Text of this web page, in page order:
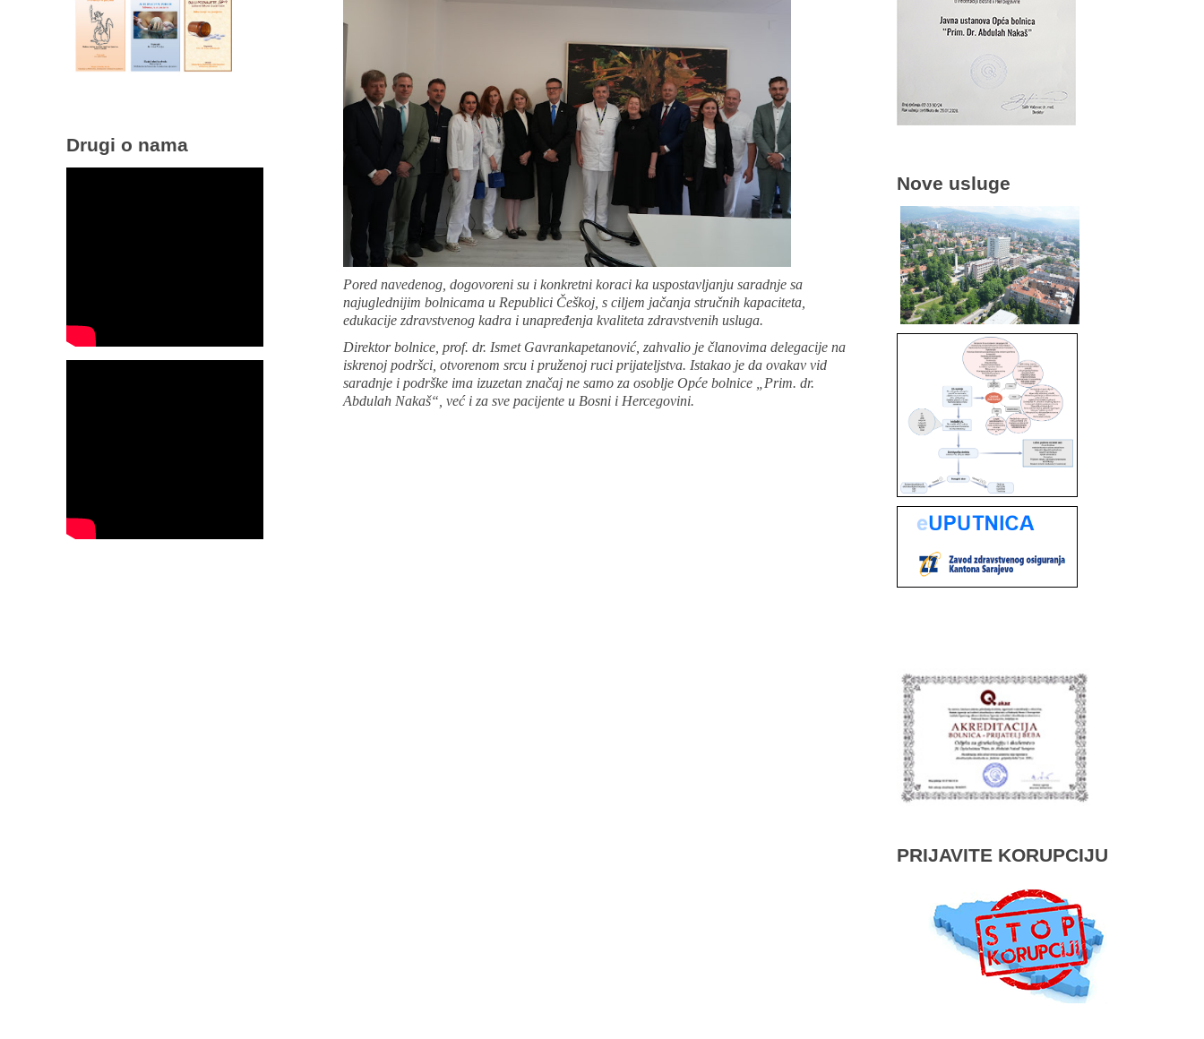
Pored navedenog, dogovoreni su i konkretni koraci ka uspostavljanju saradnje sa
najuglednijim bolnicama u Republici Češkoj, s ciljem jačanja stručnih kapaciteta,
edukacije zdravstvenog kadra i unapređenja kvaliteta zdravstvenih usluga.
Direktor bolnice, prof. dr. Ismet Gavrankapetanović, zahvalio je članovima delegacije na
iskrenoj podršci, otvorenom srcu i pruženoj ruci prijateljstva. Istakao je da ovakav vid
saradnje i podrške ima izuzetan značaj ne samo za osoblje Opće bolnice „Prim. dr.
Abdulah Nakaš“, već i za sve pacijente u Bosni i Hercegovini.
Drugi o nama
Nove usluge
PRIJAVITE KORUPCIJU